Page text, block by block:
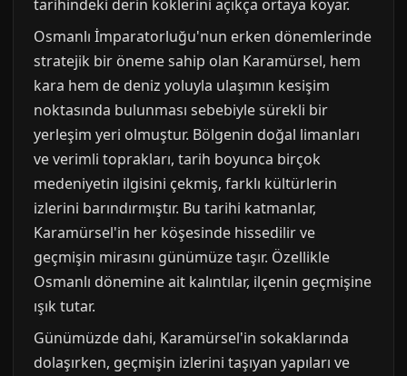
tarihindeki derin köklerini açıkça ortaya koyar.
Osmanlı İmparatorluğu'nun erken dönemlerinde
stratejik bir öneme sahip olan Karamürsel, hem
kara hem de deniz yoluyla ulaşımın kesişim
noktasında bulunması sebebiyle sürekli bir
yerleşim yeri olmuştur. Bölgenin doğal limanları
ve verimli toprakları, tarih boyunca birçok
medeniyetin ilgisini çekmiş, farklı kültürlerin
izlerini barındırmıştır. Bu tarihi katmanlar,
Karamürsel'in her köşesinde hissedilir ve
geçmişin mirasını günümüze taşır. Özellikle
Osmanlı dönemine ait kalıntılar, ilçenin geçmişine
ışık tutar.
Günümüzde dahi, Karamürsel'in sokaklarında
dolaşırken, geçmişin izlerini taşıyan yapıları ve